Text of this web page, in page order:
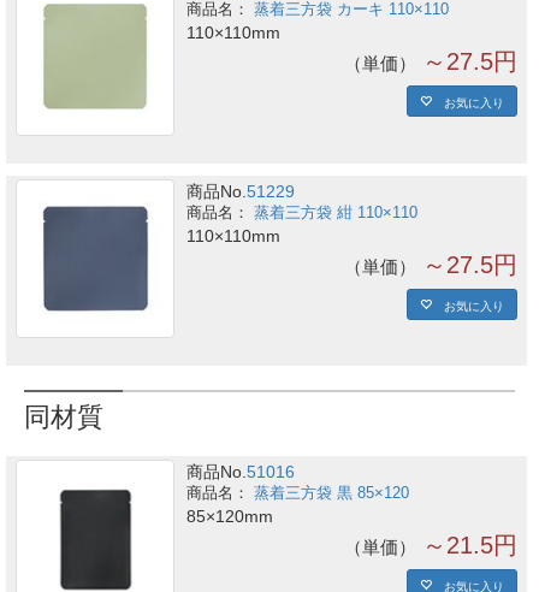
蒸着三方袋 カーキ 110×110
110×110mm
単価 ～27.5円
お気に入り
商品No.51229
蒸着三方袋 紺 110×110
110×110mm
単価 ～27.5円
お気に入り
同材質
商品No.51016
蒸着三方袋 黒 85×120
85×120mm
単価 ～21.5円
お気に入り